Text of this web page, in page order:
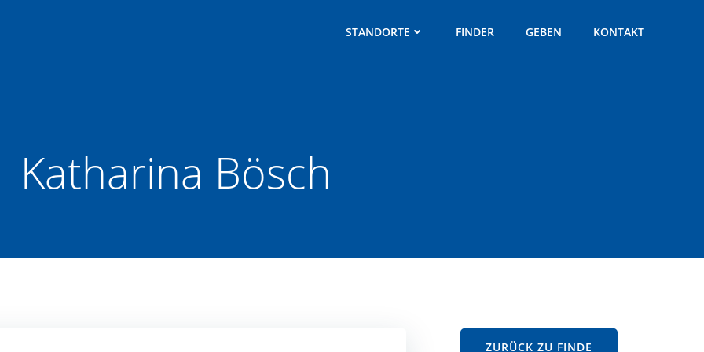
STANDORTE FINDER GEBEN KONTAKT
Katharina Bösch
ZURÜCK ZU FINDE